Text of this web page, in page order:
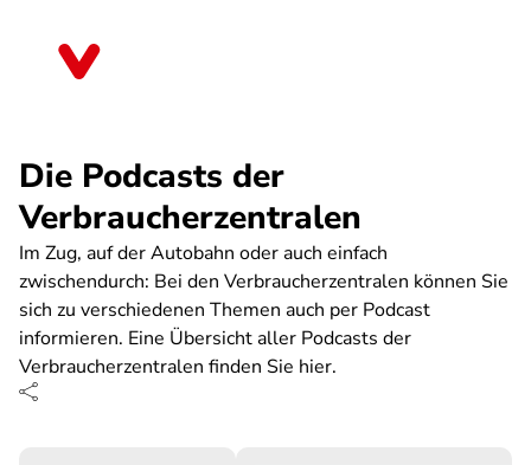
Die Podcasts der
Verbraucherzentralen
Im Zug, auf der Autobahn oder auch einfach
zwischendurch: Bei den Verbraucherzentralen können Sie
sich zu verschiedenen Themen auch per Podcast
informieren. Eine Übersicht aller Podcasts der
Verbraucherzentralen finden Sie hier.